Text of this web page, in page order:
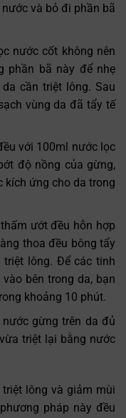
và bỏ đi phần bã
nước cốt không nên
phần bã này để nhẹ
cần triệt lông. Sau
vùng da đã tẩy tế
với 100ml nước lọc
độ nồng của gừng,
kích ứng cho da trong
ướt đều hỗn hợp
thoa đều bông tẩy
lông. Để các tinh
bên trong da, bạn
khoảng 10 phút.
gừng trên da đủ
triệt lại bằng nước
lông và giảm mùi
pháp này đều